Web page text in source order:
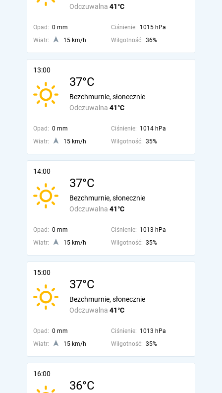
Odczuwalna 41°C
Opad: 0 mm Ciśnienie: 1015 hPa
Wiatr:
15 km/h Wilgotność: 36%
13:00
37°C
Odczuwalna 41°C
Bezchmurnie, słonecznie
Opad: 0 mm Ciśnienie: 1014 hPa
Wiatr:
15 km/h Wilgotność: 35%
14:00
37°C
Odczuwalna 41°C
Bezchmurnie, słonecznie
Opad: 0 mm Ciśnienie: 1013 hPa
Wiatr:
15 km/h Wilgotność: 35%
15:00
37°C
Odczuwalna 41°C
Bezchmurnie, słonecznie
Opad: 0 mm Ciśnienie: 1013 hPa
Wiatr:
15 km/h Wilgotność: 35%
16:00
36°C